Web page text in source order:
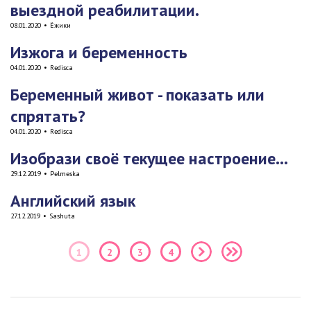
выездной реабилитации.
08.01.2020 • Ёжики
Изжога и беременность
04.01.2020 • Redisca
Беременный живот - показать или
спрятать?
04.01.2020 • Redisca
Изобрази своё текущее настроение...
29.12.2019 • Pelmeska
Английский язык
27.12.2019 • Sashuta
1 2 3 4